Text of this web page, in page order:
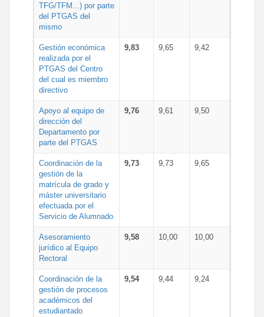
TFG/TFM...) por parte
del PTGAS del
mismo
Gestión económica
realizada por el
PTGAS del Centro
del cual es miembro
directivo
9,83 9,65 9,42
Apoyo al equipo de
dirección del
Departamento por
parte del PTGAS
9,76 9,61 9,50
Coordinación de la
gestión de la
matrícula de grado y
máster universitario
efectuada por el
Servicio de Alumnado
9,73 9,73 9,65
Asesoramiento
jurídico al Equipo
Rectoral
9,58 10,00 10,00
Coordinación de la
gestión de procesos
académicos del
estudiantado
9,54 9,44 9,24